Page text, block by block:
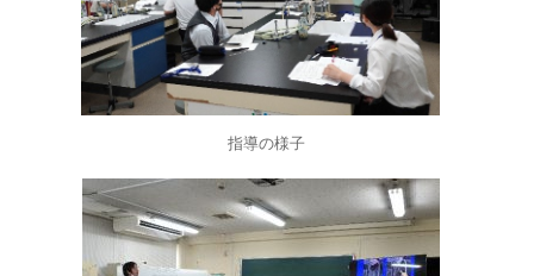
指導の様子